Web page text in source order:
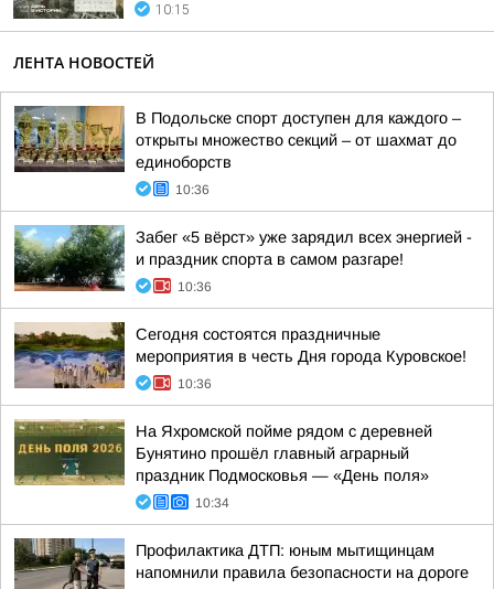
10:15
ЛЕНТА НОВОСТЕЙ
В Подольске спорт доступен для каждого –
открыты множество секций – от шахмат до
единоборств
10:36
Забег «5 вёрст» уже зарядил всех энергией -
и праздник спорта в самом разгаре!
10:36
Сегодня состоятся праздничные
мероприятия в честь Дня города Куровское!
10:36
На Яхромской пойме рядом с деревней
Бунятино прошёл главный аграрный
праздник Подмосковья — «День поля»
10:34
Профилактика ДТП: юным мытищинцам
напомнили правила безопасности на дороге